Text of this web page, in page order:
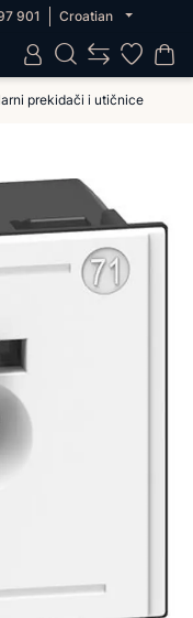
901 Croatian
prekidači i utičnice